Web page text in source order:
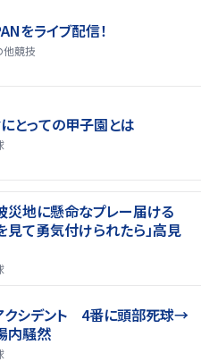
をライブ配信！
他競技
とっての甲子園とは
災地に懸命なプレー届ける
見て勇気付けられたら」高見
クシデント 4番に頭部死球→
内騒然